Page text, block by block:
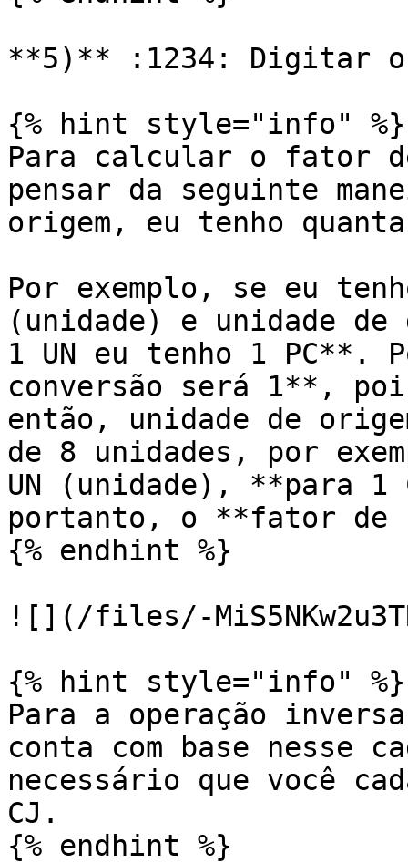
**5)** :1234: Digitar
{% hint style="info" %}
Para calcular o fator
pensar da seguinte
origem, eu tenho
Por exemplo, se eu
(unidade) e unidade
1 UN eu tenho 1
conversão será 1**,
então, unidade de
de 8 unidades, por
UN (unidade), **para 1
portanto, o **fator de
{% endhint %}
![](/files/-
{% hint style="info" %}
Para a operação
conta com base nesse
necessário que você
CJ.
{% endhint %}